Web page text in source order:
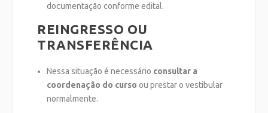
documentação conforme edital.
REINGRESSO OU
TRANSFERÊNCIA
Nessa situação é necessário consultar a
coordenação do curso ou prestar o vestibular
normalmente.